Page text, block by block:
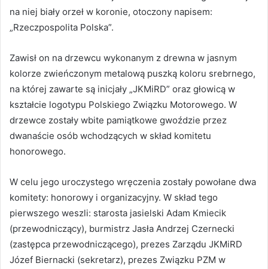
na niej biały orzeł w koronie, otoczony napisem:
„Rzeczpospolita Polska”.
Zawisł on na drzewcu wykonanym z drewna w jasnym
kolorze zwieńczonym metalową puszką koloru srebrnego,
na której zawarte są inicjały „JKMiRD” oraz głowicą w
kształcie logotypu Polskiego Związku Motorowego. W
drzewce zostały wbite pamiątkowe gwoździe przez
dwanaście osób wchodzących w skład komitetu
honorowego.
W celu jego uroczystego wręczenia zostały powołane dwa
komitety: honorowy i organizacyjny. W skład tego
pierwszego weszli: starosta jasielski Adam Kmiecik
(przewodniczący), burmistrz Jasła Andrzej Czernecki
(zastępca przewodniczącego), prezes Zarządu JKMiRD
Józef Biernacki (sekretarz), prezes Związku PZM w